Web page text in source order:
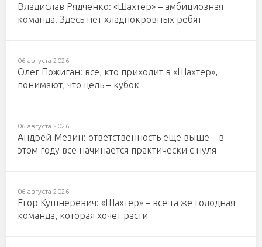
Владислав Рядченко: «Шахтер» – амбициозная
команда. Здесь нет хладнокровных ребят
06 августа 2026
Олег Пожиган: все, кто приходит в «Шахтер»,
понимают, что цель – кубок
06 августа 2026
Андрей Мезин: ответственность еще выше – в
этом году все начинается практически с нуля
06 августа 2026
Егор Кушнеревич: «Шахтер» – все та же голодная
команда, которая хочет расти